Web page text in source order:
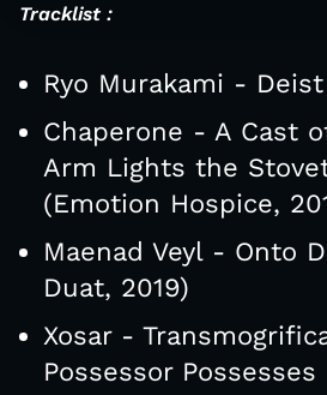
Tracklist :
Ryo Murakami -
Chaperone - A Cast
Arm Lights the
(Emotion Hospice,
Maenad Veyl - Onto
Duat, 2019)
Xosar -
Possessor